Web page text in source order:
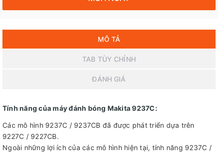
MÔ TẢ
TAB TÙY CHỈNH
ĐÁNH GIÁ
Tính năng của máy đánh bóng Makita 9237C:
Các mô hình 9237C / 9237CB đã được phát triển dựa trên
9227C / 9227CB.
Ngoài những lợi ích của các mô hình hiện tại, tính năng 9237C /